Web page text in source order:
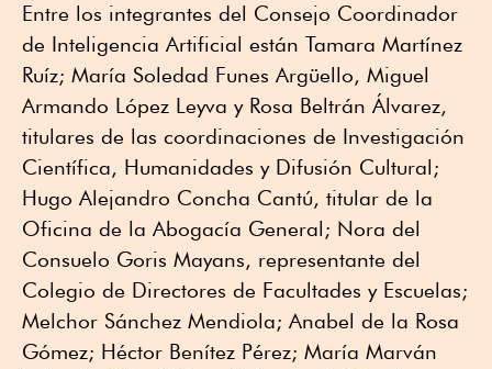
Entre los integrantes del Consejo Coordinador
de Inteligencia Artificial están Tamara Martínez
Ruíz; María Soledad Funes Argüello, Miguel
Armando López Leyva y Rosa Beltrán Álvarez,
titulares de las coordinaciones de Investigación
Científica, Humanidades y Difusión Cultural;
Hugo Alejandro Concha Cantú, titular de la
Oficina de la Abogacía General; Nora del
Consuelo Goris Mayans, representante del
Colegio de Directores de Facultades y Escuelas;
Melchor Sánchez Mendiola; Anabel de la Rosa
Gómez; Héctor Benítez Pérez; María Marván